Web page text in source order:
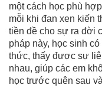
một cách học phù
mỗi khi đan xen kiến
tiền đề cho sự ra đời
pháp này, học sinh
thức, thấy được sự
nhau, giúp các em
học trước quên sau